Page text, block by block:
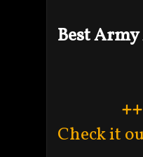
Best
Check it